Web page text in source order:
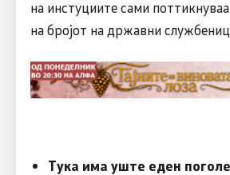
на инстуциите сами
на бројот на државни
Тука има уште еден